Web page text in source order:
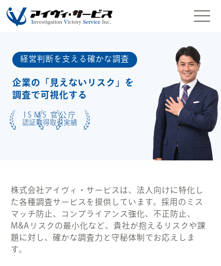
経営判断を支える確かな調査
企業の「見えないリスク」を
調査で可視化する
ISMS
認証取得
官公庁
取引実績
株式会社アイヴィ・サービスは、法人向けに特化し
た各種調査サービスを提供しています。採用のミス
マッチ防止、コンプライアンス強化、不正防止、
M&Aリスクの最小化など、貴社が抱えるリスクや課
題に対し、確かな調査力と守秘体制でお応えしま
す。